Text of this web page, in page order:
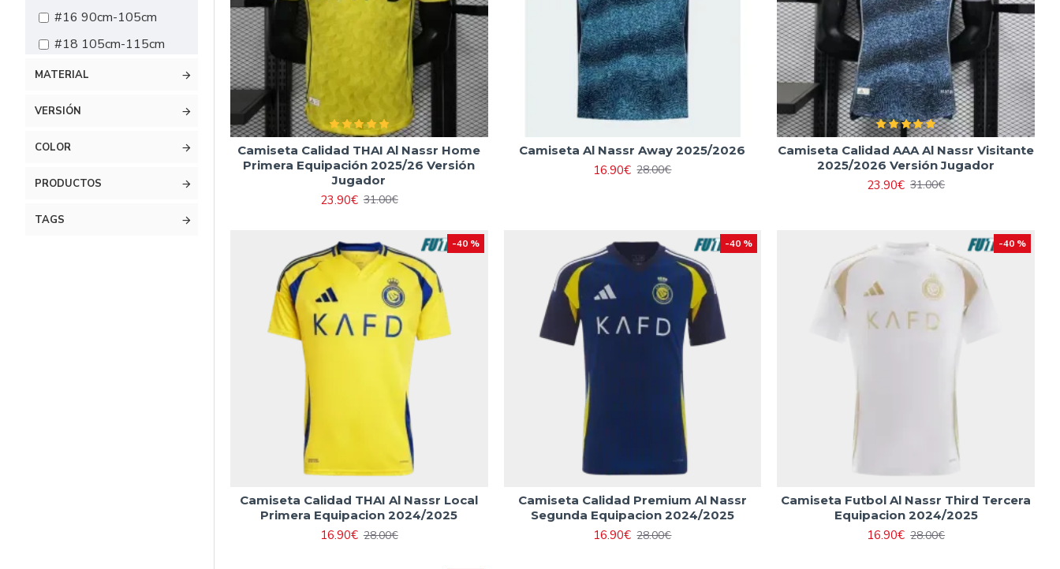
MATERIAL
VERSIÓN
COLOR
PRODUCTOS
#16 90cm-105cm
#18 105cm-115cm
#20 115cm-125cm
#26 145cm-155cm
#28 155cm-165cm
TAGS
Camiseta Calidad THAI Al Nassr Home
Primera Equipación 2025/26 Versión
Jugador
23.90€ 31.00€
Camiseta Al Nassr Away 2025/2026
16.90€ 28.00€
Camiseta Calidad AAA Al Nassr Visitante
2025/2026 Versión Jugador
23.90€ 31.00€
-40 %
Camiseta Calidad THAI Al Nassr Local
Primera Equipacion 2024/2025
16.90€ 28.00€
-40 %
Camiseta Calidad Premium Al Nassr
Segunda Equipacion 2024/2025
16.90€ 28.00€
-40 %
Camiseta Futbol Al Nassr Third Tercera
Equipacion 2024/2025
16.90€ 28.00€